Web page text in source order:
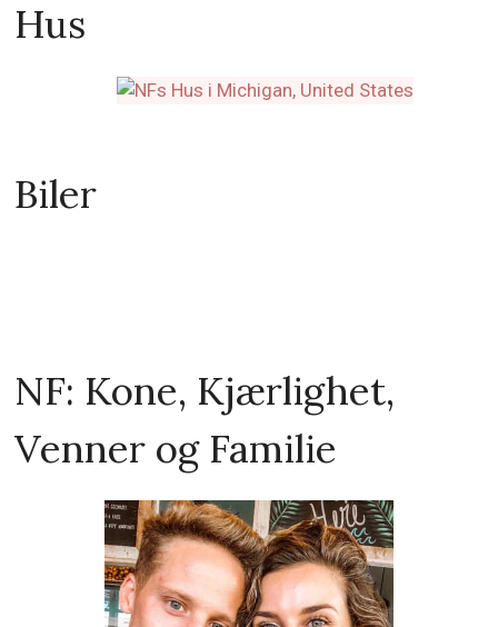
Hus
Biler
NF: Kone, Kjærlighet,
Venner og Familie